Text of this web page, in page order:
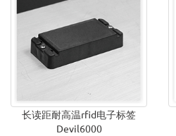
长读距耐高温rfid电子标签
Devil6000